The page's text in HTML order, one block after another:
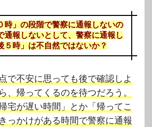
時」の段階で警察に通報しないの
通報しないとして、警察に通報し
５時」は不自然ではないか？
で不安に思っても後で確認しよ
、帰ってくるのを待つだろう。
宅が遅い時間」とか「帰ってこ
っかけがある時間で警察に通報